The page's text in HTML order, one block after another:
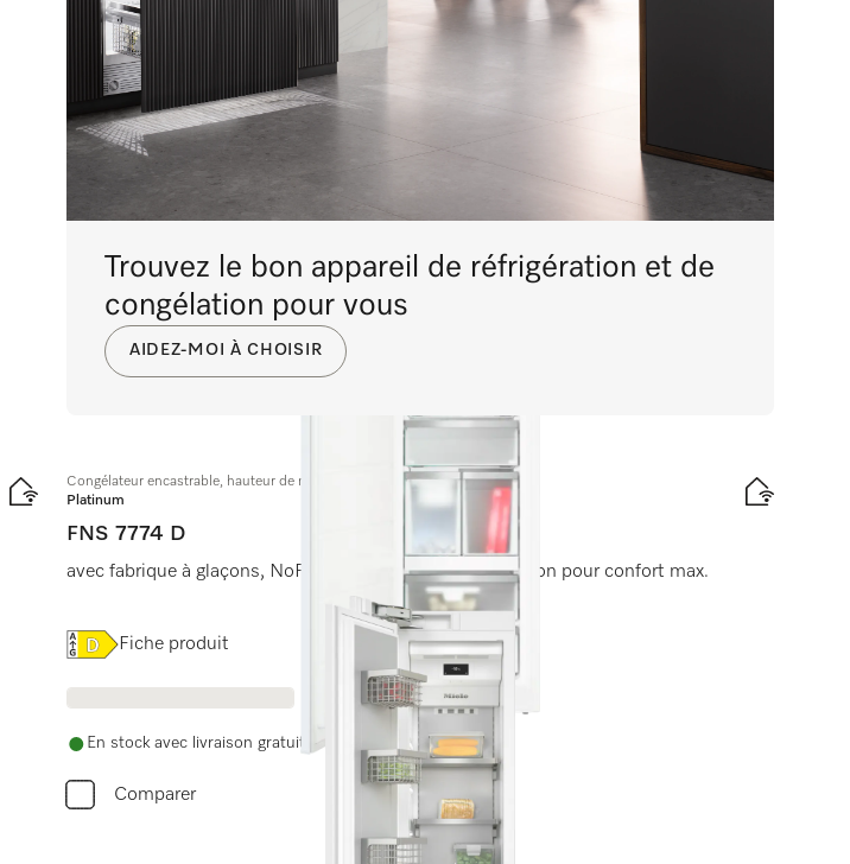
Congélateur encastrable, hauteur de niche 178 cm
Platinum
FNS 7774 D
avec fabrique à glaçons, NoFrost et 8 tiroirs de congélation pour confort max.
Online Label Flag, Étiquette énergétique
Fiche produit
En stock avec livraison gratuite
Comparer
Trouvez le bon appareil de réfrigération et de
congélation pour vous
AIDEZ-MOI À CHOISIR